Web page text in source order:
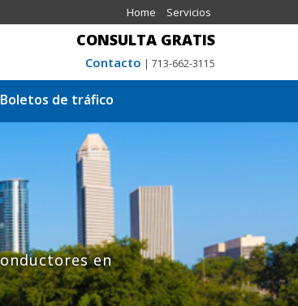
Home Servicios
CONSULTA GRATIS
Contacto | 713-662-3115
Boletos de tráfico
en